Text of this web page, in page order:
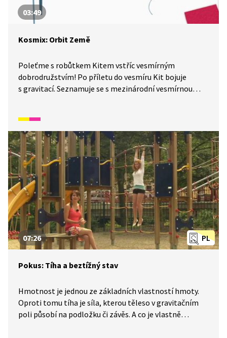
03:49
Kosmix: Orbit Země
Poleťme s robůtkem Kitem vstříc vesmírným
dobrodružstvím! Po příletu do vesmíru Kit bojuje
s gravitací. Seznamuje se s mezinárodní vesmírnou
PL
07:26
Pokus: Tíha a beztížný stav
Hmotnost je jednou ze základních vlastností hmoty.
Oproti tomu tíha je síla, kterou těleso v gravitačním
poli působí na podložku či závěs. A co je vlastně